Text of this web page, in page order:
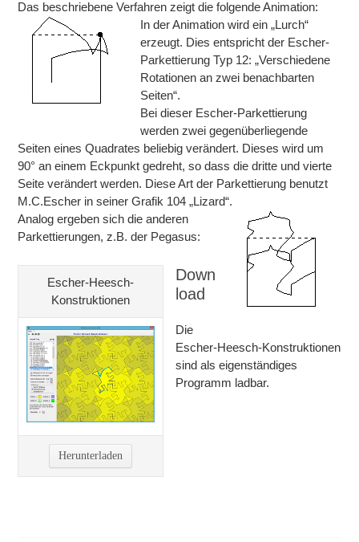
Das beschriebene Verfahren zeigt die folgende Animation:
In der Animation wird ein „Lurch“
erzeugt. Dies entspricht der Escher-
Parkettierung Typ 12: „Verschiedene
Rotationen an zwei benachbarten
Seiten“.
Bei dieser Escher-Parkettierung
werden zwei gegenüberliegende
Seiten eines Quadrates beliebig verändert. Dieses wird um
90° an einem Eckpunkt gedreht, so dass die dritte und vierte
Seite verändert werden. Diese Art der Parkettierung benutzt
M.C.Escher in seiner Grafik 104 „Lizard“.
Analog ergeben sich die anderen
Parkettierungen, z.B. der Pegasus:
Escher-Heesch-
Konstruktionen
Herunterladen
Down
load
Die
Escher-Heesch-Konstruktionen
sind als eigenständiges
Programm ladbar.